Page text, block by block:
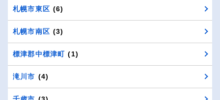
札幌市東区 (6)
札幌市南区 (3)
標津郡中標津町 (1)
滝川市 (4)